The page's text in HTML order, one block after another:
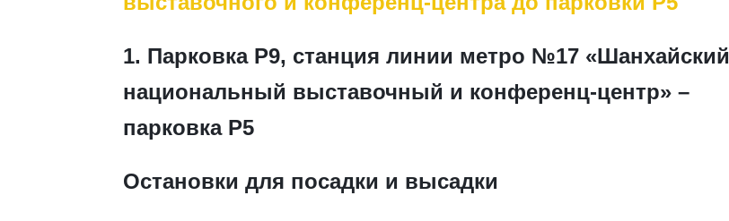
1. Парковка P9, станция линии метро №17 «Шанхайский
национальный выставочный и конференц-центр» –
парковка P5
Остановки для посадки и высадки